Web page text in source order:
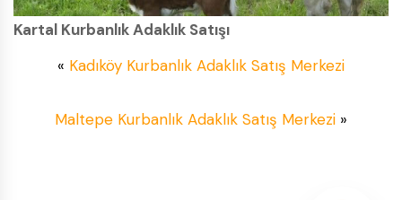
Kartal Kurbanlık Adaklık Satışı
« Kadıköy Kurbanlık Adaklık Satış Merkezi
Maltepe Kurbanlık Adaklık Satış Merkezi »